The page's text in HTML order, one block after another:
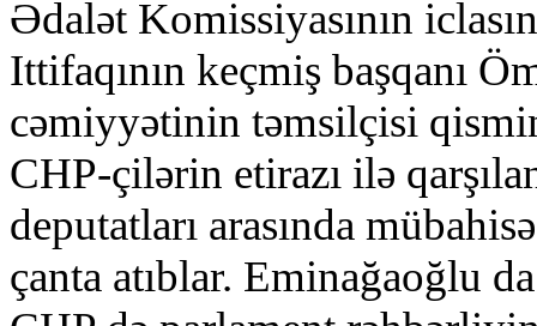
Ədalət Komissiyasının
Ittifaqının keçmiş başqanı
cəmiyyətinin təmsilçisi
CHP-çilərin etirazı ilə
deputatları arasında
çanta atıblar. Eminağaoğlu